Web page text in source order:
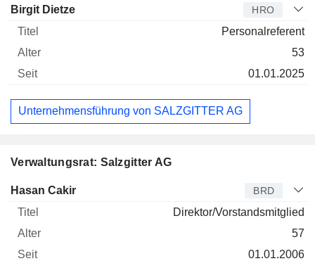
Birgit Dietze HRO
Personalreferent
53
01.01.2025
Unternehmensführung von SALZGITTER AG
Verwaltungsrat: Salzgitter AG
Verwaltungsratsmitglied
Hasan Cakir BRD
Direktor/Vorstandsmitglied
57
01.01.2006